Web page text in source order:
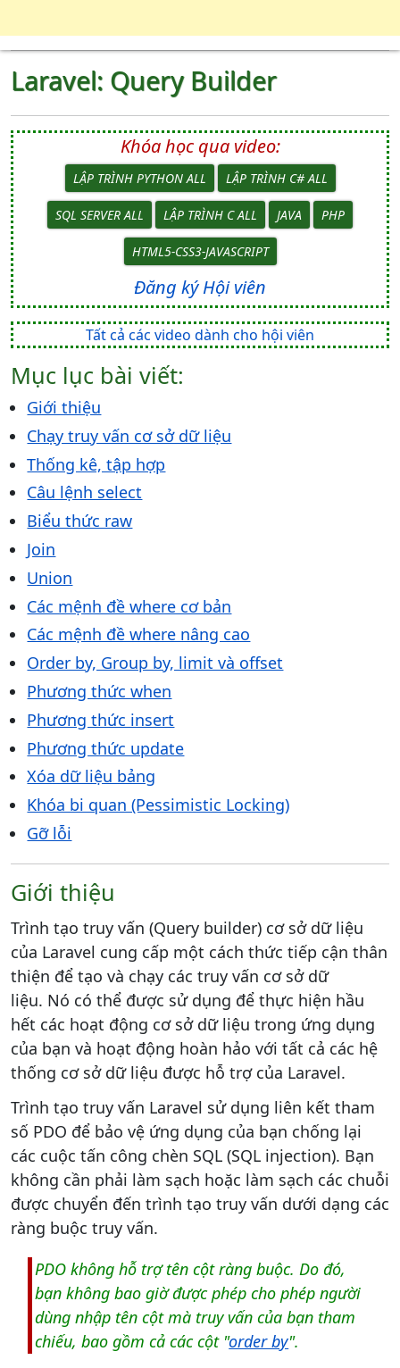
Laravel: Query Builder
Khóa học qua video:
LẬP TRÌNH PYTHON ALL LẬP TRÌNH C# ALL
SQL SERVER ALL LẬP TRÌNH C ALL JAVA PHP
HTML5-CSS3-JAVASCRIPT
Đăng ký Hội viên
Tất cả các video dành cho hội viên
Mục lục bài viết:
Giới thiệu
Chạy truy vấn cơ sở dữ liệu
Thống kê, tập hợp
Câu lệnh select
Biểu thức raw
Join
Union
Các mệnh đề where cơ bản
Các mệnh đề where nâng cao
Order by, Group by, limit và offset
Phương thức when
Phương thức insert
Phương thức update
Xóa dữ liệu bảng
Khóa bi quan (Pessimistic Locking)
Gỡ lỗi
Giới thiệu
Trình tạo truy vấn (Query builder) cơ sở dữ liệu
của Laravel cung cấp một cách thức tiếp cận thân
thiện để tạo và chạy các truy vấn cơ sở dữ
liệu. Nó có thể được sử dụng để thực hiện hầu
hết các hoạt động cơ sở dữ liệu trong ứng dụng
của bạn và hoạt động hoàn hảo với tất cả các hệ
thống cơ sở dữ liệu được hỗ trợ của Laravel.
Trình tạo truy vấn Laravel sử dụng liên kết tham
số PDO để bảo vệ ứng dụng của bạn chống lại
các cuộc tấn công chèn SQL (SQL injection). Bạn
không cần phải làm sạch hoặc làm sạch các chuỗi
được chuyển đến trình tạo truy vấn dưới dạng các
ràng buộc truy vấn.
PDO không hỗ trợ tên cột ràng buộc. Do đó,
bạn không bao giờ được phép cho phép người
dùng nhập tên cột mà truy vấn của bạn tham
chiếu, bao gồm cả các cột "order by".